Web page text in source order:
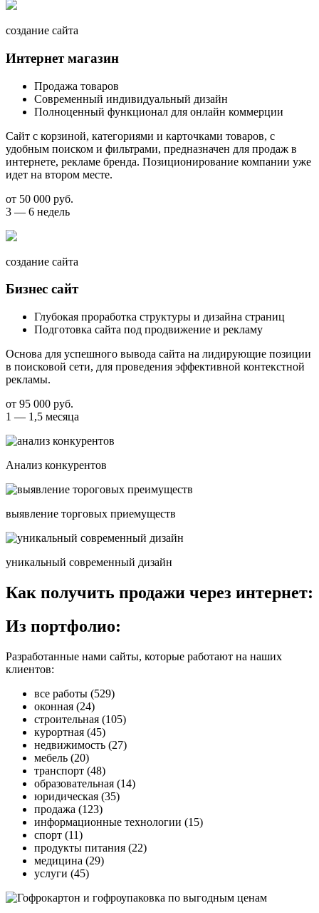
создание сайта
Интернет магазин
Продажа товаров
Современный индивидуальный дизайн
Полноценный функционал для онлайн коммерции
Сайт с корзиной, категориями и карточками товаров, с
удобным поиском и фильтрами, предназначен для продаж в
интернете, рекламе бренда. Позиционирование компании уже
идет на втором месте.
от 50 000 руб.
3 — 6 недель
создание сайта
Бизнес сайт
Глубокая проработка структуры и дизайна страниц
Подготовка сайта под продвижение и рекламу
Основа для успешного вывода сайта на лидирующие позиции
в поисковой сети, для проведения эффективной контекстной
рекламы.
от 95 000 руб.
1 — 1,5 месяца
Анализ конкурентов
выявление торговых приемуществ
уникальный современный дизайн
Как получить продажи через интернет:
Из портфолио:
Разработанные нами сайты, которые работают на наших
клиентов:
все работы (529)
оконная (24)
строительная (105)
курортная (45)
недвижимость (27)
мебель (20)
транспорт (48)
образовательная (14)
юридическая (35)
продажа (123)
информационные технологии (15)
спорт (11)
продукты питания (22)
медицина (29)
услуги (45)